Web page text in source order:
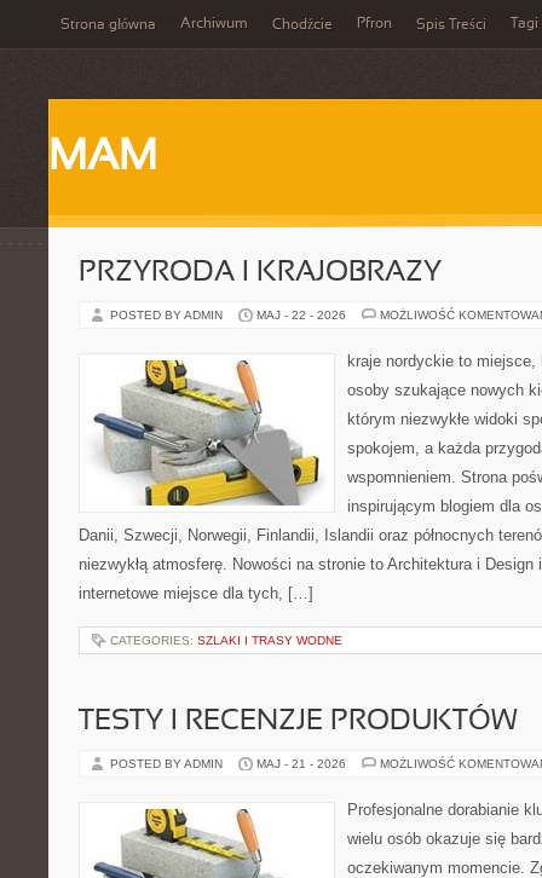
Strona główna Archiwum Chodźcie Pfron Spis Treści Tagi
MAM
PRZYRODA I KRAJOBRAZY
POSTED BY ADMIN MAJ - 22 - 2026 MOŻLIWOŚĆ
kraje nordyckie to
osoby szukające nowych
którym niezwykłe widoki
spokojem, a każda
wspomnieniem. Strona
inspirującym blogiem dla
Danii, Szwecji, Norwegii, Finlandii, Islandii oraz północnych
niezwykłą atmosferę. Nowości na stronie to Architektura i Design
internetowe miejsce dla tych, […]
CATEGORIES: SZLAKI I TRASY WODNE
TESTY I RECENZJE PRODUKTÓW
POSTED BY ADMIN MAJ - 21 - 2026 MOŻLIWOŚĆ
Profesjonalne dorabianie
wielu osób okazuje się
oczekiwanym momencie.